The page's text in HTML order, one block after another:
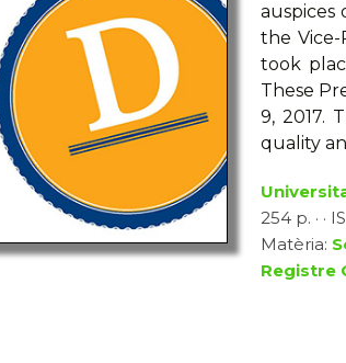
the Vice-
took
These
9, 2017.
quality
254 p. · ·
Matèria:
Registre